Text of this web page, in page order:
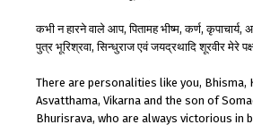
कभी न हारने वाले आप, पितामह भीष्म, कर्ण, कृपाचार्य,
पुत्र भूरिश्रवा, सिन्धुराज एवं जयद्रथादि शूरवीर मेरे
There are personalities like you, Bhisma,
Asvatthama, Vikarna and the son of
Bhurisrava, who are always victorious in